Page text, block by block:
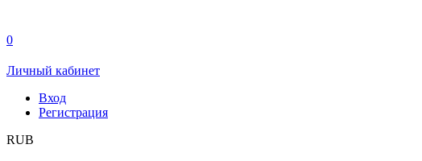
0
Личный кабинет
Вход
Регистрация
RUB